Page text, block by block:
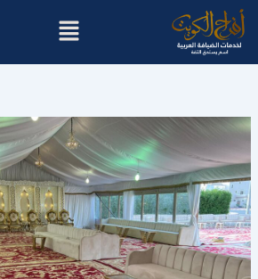
تخطي
إلى
المحتوى
القائمة